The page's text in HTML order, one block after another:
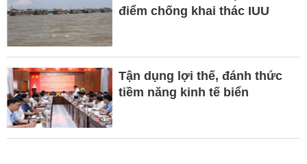
điểm chống khai thác IUU
Tận dụng lợi thế, đánh thức
tiềm năng kinh tế biển